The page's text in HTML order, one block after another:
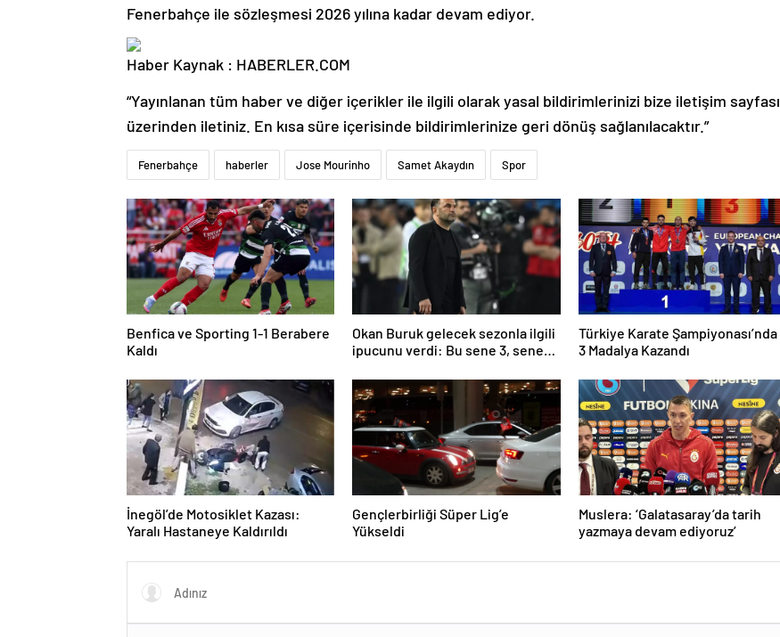
Fenerbahçe ile sözleşmesi 2026 yılına kadar devam ediyor.
Haber Kaynak : HABERLER.COM
“Yayınlanan tüm haber ve diğer içerikler ile ilgili olarak yasal bildirimlerinizi bize iletişim sayfası
üzerinden iletiniz. En kısa süre içerisinde bildirimlerinize geri dönüş sağlanılacaktır.”
Fenerbahçe haberler Jose Mourinho Samet Akaydın Spor
Benfica ve Sporting 1-1 Berabere
Kaldı
Okan Buruk gelecek sezonla ilgili
ipucunu verdi: Bu sene 3, seneye
Türkiye Karate Şampiyonası’nda
3 Madalya Kazandı
İnegöl’de Motosiklet Kazası:
Yaralı Hastaneye Kaldırıldı
Gençlerbirliği Süper Lig’e
Yükseldi
Muslera: ‘Galatasaray’da tarih
yazmaya devam ediyoruz’